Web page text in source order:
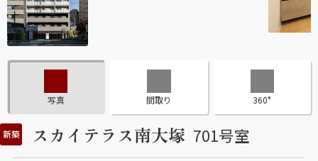
ShaMaison STYLE
シャーメゾンショップを探す
らくらく内見
写真 間取り 360°
新築 スカイテラス南大塚 701号室